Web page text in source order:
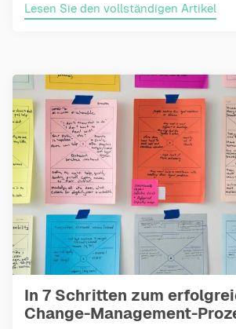
Lesen Sie den vollständigen Artikel
In 7 Schritten zum
Change-Management-